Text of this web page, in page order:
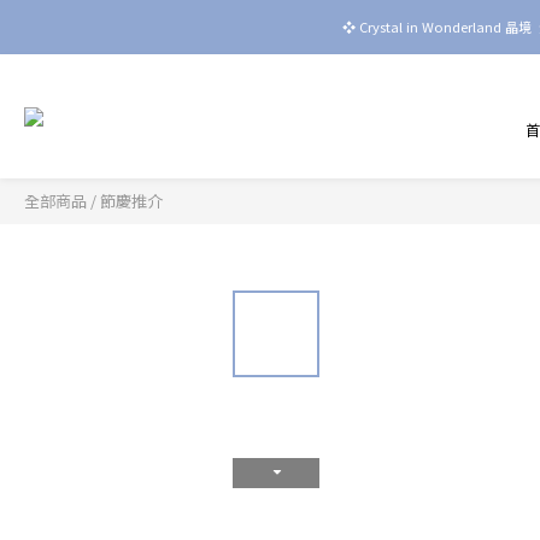
❖ Crystal in Wonderland 晶境
全部商品 / 節慶推介